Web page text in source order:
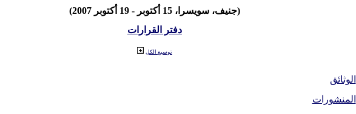
(جنيف، سويسرا، 15 أكتوبر - 19 أكتوبر 2007)
دفتر القرارات
توسيع الكل
الوثائق
المنشورات